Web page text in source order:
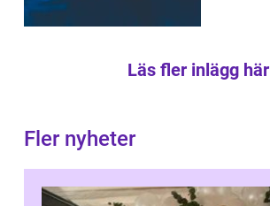
Läs fler inlägg här
Fler nyheter